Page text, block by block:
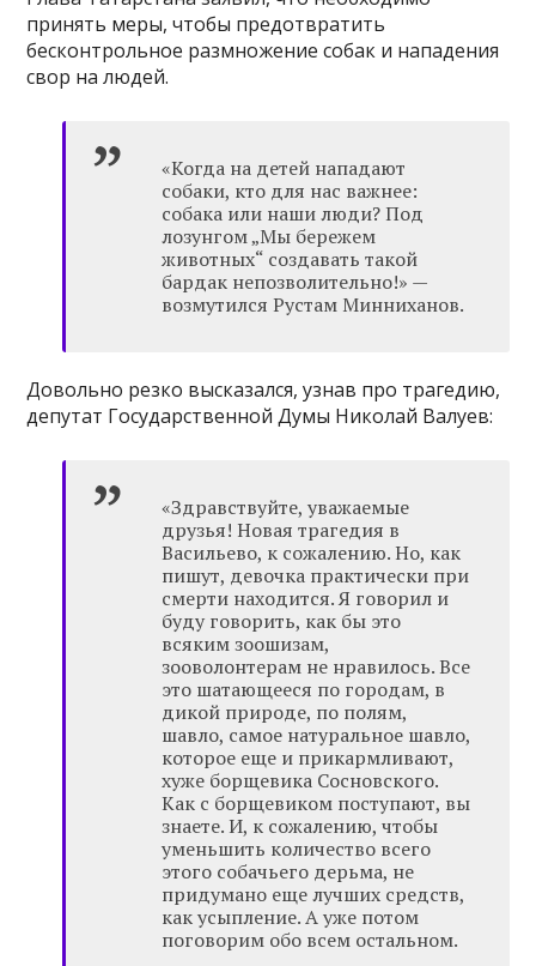
принять меры, чтобы предотвратить
бесконтрольное размножение собак и нападения
свор на людей.
«Когда на детей нападают
собаки, кто для нас важнее:
собака или наши люди? Под
лозунгом „Мы бережем
животных“ создавать такой
бардак непозволительно!» —
возмутился Рустам Минниханов.
Довольно резко высказался, узнав про трагедию,
депутат Государственной Думы Николай Валуев:
«Здравствуйте, уважаемые
друзья! Новая трагедия в
Васильево, к сожалению. Но, как
пишут, девочка практически при
смерти находится. Я говорил и
буду говорить, как бы это
всяким зоошизам,
зооволонтерам не нравилось. Все
это шатающееся по городам, в
дикой природе, по полям,
шавло, самое натуральное шавло,
которое еще и прикармливают,
хуже борщевика Сосновского.
Как с борщевиком поступают, вы
знаете. И, к сожалению, чтобы
уменьшить количество всего
этого собачьего дерьма, не
придумано еще лучших средств,
как усыпление. А уже потом
поговорим обо всем остальном.